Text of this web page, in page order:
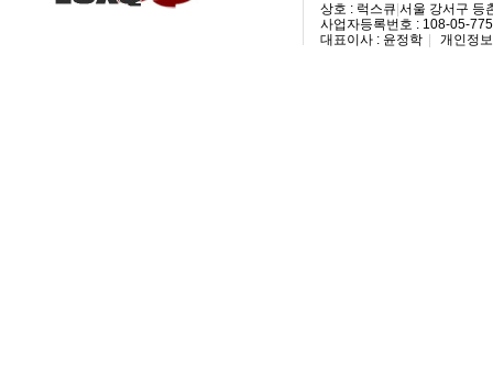
상호 : 럭스큐 서울 강서구 등
사업자등록번호 : 108-05-
대표이사 : 윤정학
개인정